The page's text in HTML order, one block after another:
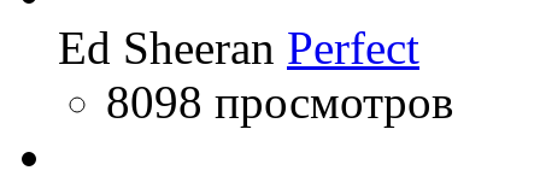
Ed Sheeran Perfect
8098 просмотров